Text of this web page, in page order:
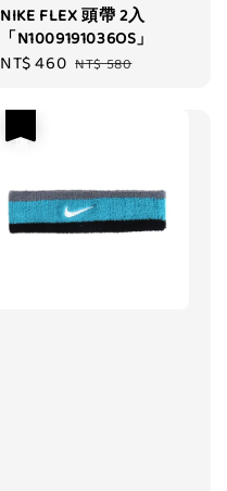
NIKE FLEX 頭帶 2入
「N1009191036OS」
Sale
NT$ 460 Regular
NT$ 580